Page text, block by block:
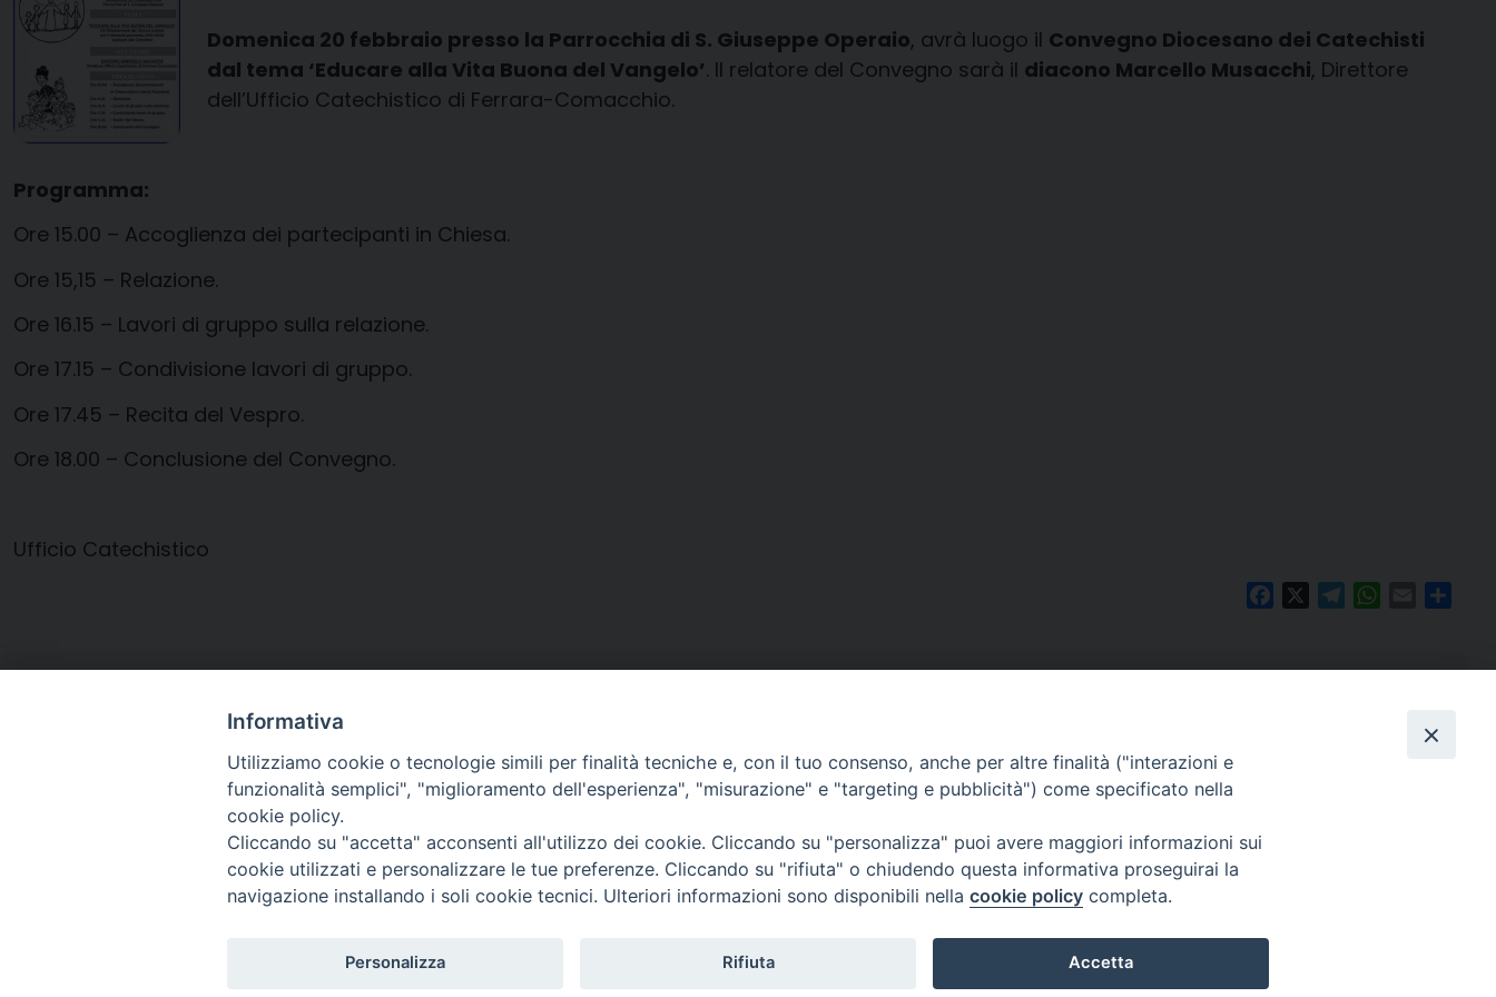
Domenica 20 febbraio presso la Parrocchia di S. Giuseppe Operaio, avrà luogo il Convegno Diocesano dei Catechisti
dal tema ‘Educare alla Vita Buona del Vangelo’. Il relatore del Convegno sarà il diacono Marcello Musacchi, Direttore
dell’Ufficio Catechistico di Ferrara-Comacchio.
Programma:
Ore 15.00 – Accoglienza dei partecipanti in Chiesa.
Ore 15,15 – Relazione.
Ore 16.15 – Lavori di gruppo sulla relazione.
Ore 17.15 – Condivisione lavori di gruppo.
Ore 17.45 – Recita del Vespro.
Ore 18.00 – Conclusione del Convegno.
Ufficio Catechistico
FacebookTelegramWhatsApp
Email
convegno_catechisti_2011-1
Arcidiocesi di Ravenna-Cervia CONTATTI
curia@diocesiravennacervia.it
Per segnalazioni tecniche e aggiornamenti:
Informativa
Utilizziamo cookie o tecnologie simili per finalità tecniche e, con il tuo consenso, anche per altre finalità ("interazioni e
funzionalità semplici", "miglioramento dell'esperienza", "misurazione" e "targeting e pubblicità") come specificato nella
cookie policy.
Cliccando su "accetta" acconsenti all'utilizzo dei cookie. Cliccando su "personalizza" puoi avere maggiori informazioni sui
cookie utilizzati e personalizzare le tue preferenze. Cliccando su "rifiuta" o chiudendo questa informativa proseguirai la
navigazione installando i soli cookie tecnici. Ulteriori informazioni sono disponibili nella cookie policy completa.
Personalizza Rifiuta Accetta